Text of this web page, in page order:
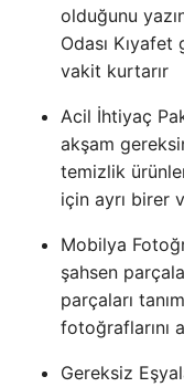
olduğunu
Odası
vakit kurtarır
Acil İhtiyaç
akşam
temizlik
için ayrı birer
Mobilya
şahsen
parçaları
fotoğraflarını
Gereksiz